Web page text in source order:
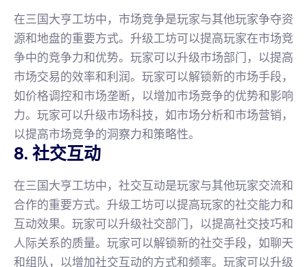
在三国大亨工坊中，市场竞争是玩家与其他玩家争夺资
源和地盘的重要方式。升级工坊可以提高玩家在市场竞
争中的竞争力和优势。玩家可以升级市场部门，以提高
市场交易的效率和利润。玩家可以解锁新的市场手段，
如价格调控和市场垄断，以增加市场竞争的优势和影响
力。玩家可以升级市场科技，如市场分析和市场营销，
以提高市场竞争的洞察力和策略性。
8. 社交互动
在三国大亨工坊中，社交互动是玩家与其他玩家交流和
合作的重要方式。升级工坊可以提高玩家的社交能力和
互动效果。玩家可以升级社交部门，以提高社交技巧和
人际关系的质量。玩家可以解锁新的社交手段，如聊天
和组队，以增加社交互动的方式和频率。玩家可以升级